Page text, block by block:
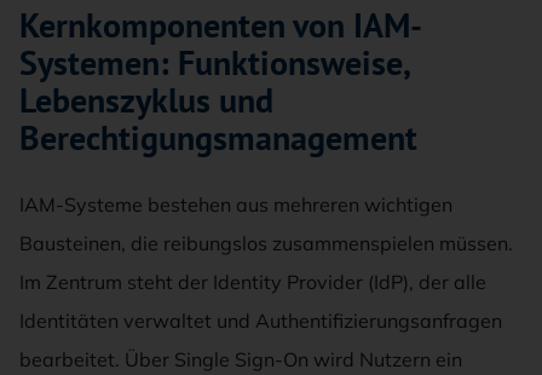
Kernkomponenten von IAM-
Systemen: Funktionsweise,
Lebenszyklus und
Berechtigungsmanagement
IAM-Systeme bestehen aus mehreren wichtigen
Bausteinen, die reibungslos zusammenspielen müssen.
Im Zentrum steht der Identity Provider (IdP), der alle
Identitäten verwaltet und Authentifizierungsanfragen
bearbeitet. Über Single Sign-On wird Nutzern ein